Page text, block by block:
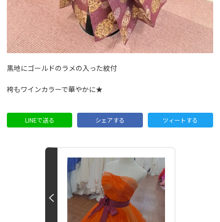
黒地にゴールドのラメの入った紋付
袴もワインカラーで華やかに★
LINEで送る シェアする ツィートする